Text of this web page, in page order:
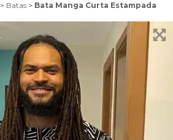
> Batas > Bata Manga Curta Estampada